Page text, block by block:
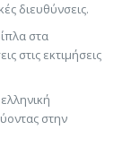
διευθύνσεις.
στα
στις εκτιμήσεις
στην